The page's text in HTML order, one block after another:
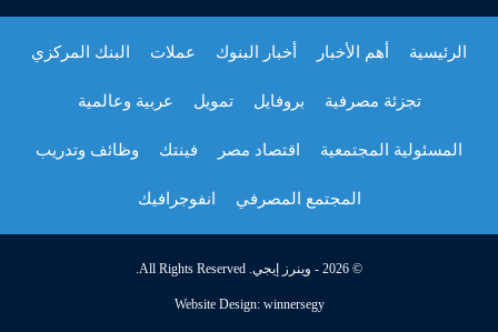
الرئيسية أهم الأخبار أخبار البنوك عملات البنك المركزي
تجزئة مصرفية بروفايل تمويل عربية وعالمية
المسئولية المجتمعية اقتصاد مصر فينتك وظائف وتدريب
المجتمع المصرفي انفوجرافيك
© 2026 - وينرز إيجي. All Rights Reserved.
Website Design: winnersegy